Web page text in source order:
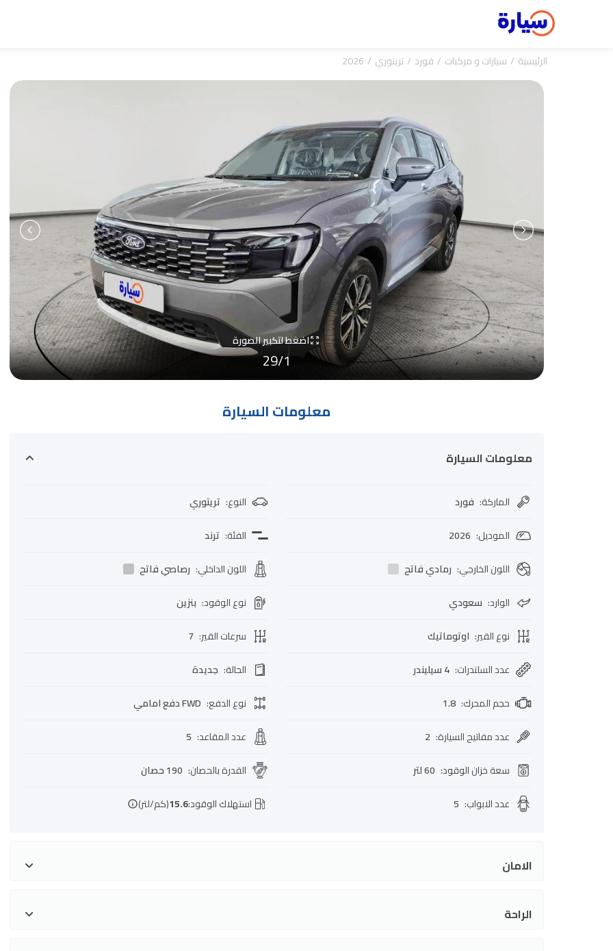
الرئيسية سيارات و مركبات فورد تريتوري 2026
اضغط لتكبير الصورة
1
/
29
معلومات السيارة
معلومات السيارة
الماركة: فورد النوع: تريتوري
الموديل:
2026 الفئة: ترند
اللون الخارجي: رمادي فاتح اللون الداخلي: رصاصي فاتح
الوارد: سعودي نوع الوقود: بنزين
نوع القير: اوتوماتيك سرعات القير:
7
عدد السلندرات: 4 سيليندر الحالة: جديدة
حجم المحرك:
1.8 نوع الدفع: FWD دفع امامي
عدد مفاتيح السيارة:
2 عدد المقاعد:
5
سعة خزان الوقود: 60 لتر القدرة بالحصان: 190 حصان
عدد الابواب:
5 استهلاك الوقود:15.6(كم/لتر)
الامان
الراحة